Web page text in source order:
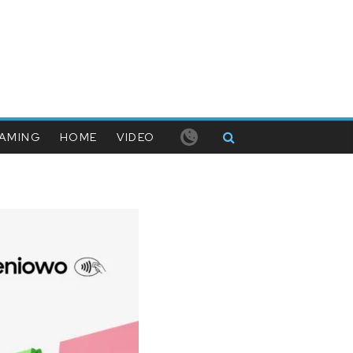
HOME VIDEO